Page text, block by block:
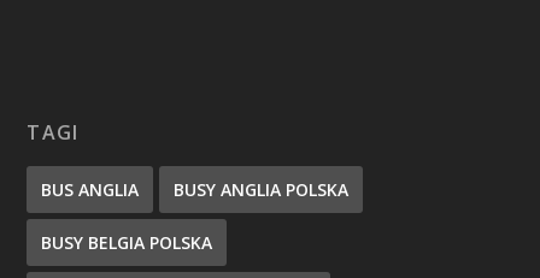
TAGI
BUS ANGLIA BUSY ANGLIA POLSKA
BUSY BELGIA POLSKA